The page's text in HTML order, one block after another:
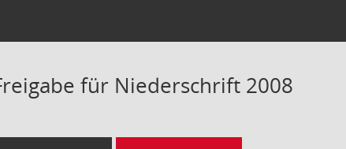
für Niederschrift 2008